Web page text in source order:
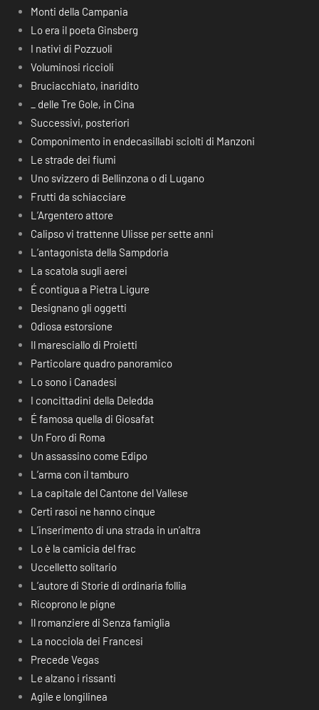
Monti della Campania
Lo era il poeta Ginsberg
I nativi di Pozzuoli
Voluminosi riccioli
Bruciacchiato, inaridito
_ delle Tre Gole, in Cina
Successivi, posteriori
Componimento in endecasillabi sciolti di Manzoni
Le strade dei fiumi
Uno svizzero di Bellinzona o di Lugano
Frutti da schiacciare
L’Argentero attore
Calipso vi trattenne Ulisse per sette anni
L’antagonista della Sampdoria
La scatola sugli aerei
É contigua a Pietra Ligure
Designano gli oggetti
Odiosa estorsione
Il maresciallo di Proietti
Particolare quadro panoramico
Lo sono i Canadesi
I concittadini della Deledda
É famosa quella di Giosafat
Un Foro di Roma
Un assassino come Edipo
L’arma con il tamburo
La capitale del Cantone del Vallese
Certi rasoi ne hanno cinque
L’inserimento di una strada in un’altra
Lo è la camicia del frac
Uccelletto solitario
L’autore di Storie di ordinaria follia
Ricoprono le pigne
Il romanziere di Senza famiglia
La nocciola dei Francesi
Precede Vegas
Le alzano i rissanti
Agile e longilinea